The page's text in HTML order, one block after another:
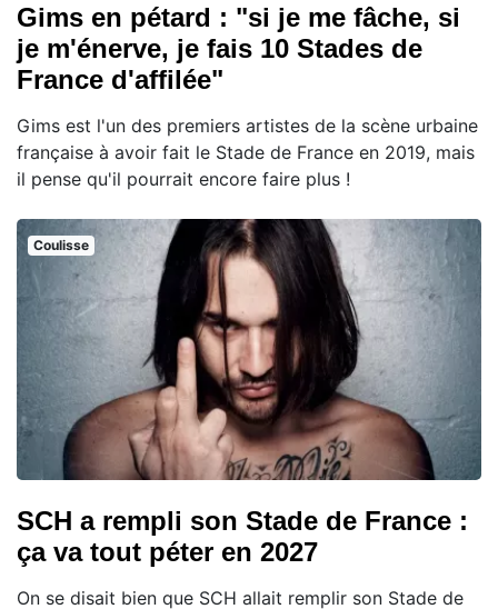
Gims en pétard : "si je me fâche, si
je m'énerve, je fais 10 Stades de
France d'affilée"
Gims est l'un des premiers artistes de la scène urbaine
française à avoir fait le Stade de France en 2019, mais
il pense qu'il pourrait encore faire plus !
Coulisse
SCH a rempli son Stade de France :
ça va tout péter en 2027
On se disait bien que SCH allait remplir son Stade de